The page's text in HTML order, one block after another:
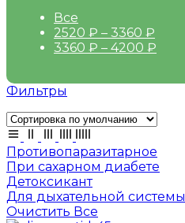
Все
2520 ₽ – 3360 ₽
3360 ₽ – 4200 ₽
Фильтры
Противопаразитарное
При сахарном диабете
Детоксикант
Для дыхательной системы
Очистить Все